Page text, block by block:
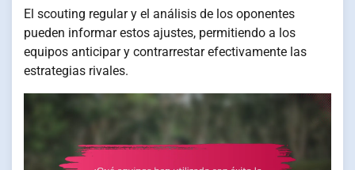
El scouting regular y el análisis de los oponentes
pueden informar estos ajustes, permitiendo a los
equipos anticipar y contrarrestar efectivamente las
estrategias rivales.